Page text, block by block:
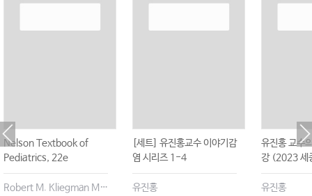
Nelson Textbook of
Pediatrics, 22e
Robert M. Kliegman MD (Editor), Joseph W. St. Geme III MD (Editor)
[세트] 유진홍교수 이야기감
염 시리즈 1-4
유진홍
유진홍 교수
강 (2023 세
유진홍